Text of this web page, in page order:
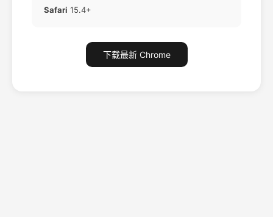
Safari 15.4+
下载最新 Chrome